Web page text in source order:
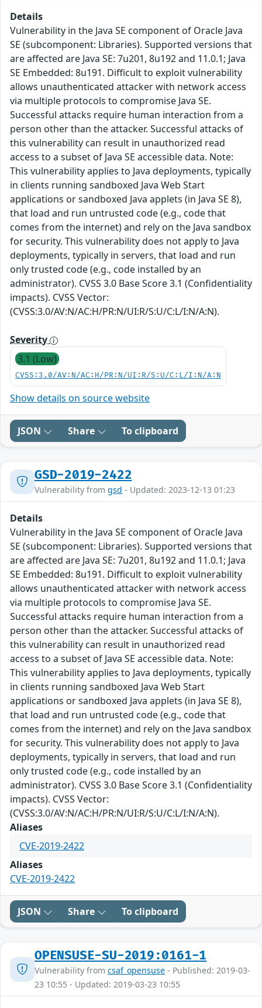
Details
Vulnerability in the Java SE component of Oracle Java
SE (subcomponent: Libraries). Supported versions that
are affected are Java SE: 7u201, 8u192 and 11.0.1; Java
SE Embedded: 8u191. Difficult to exploit vulnerability
allows unauthenticated attacker with network access
via multiple protocols to compromise Java SE.
Successful attacks require human interaction from a
person other than the attacker. Successful attacks of
this vulnerability can result in unauthorized read
access to a subset of Java SE accessible data. Note:
This vulnerability applies to Java deployments, typically
in clients running sandboxed Java Web Start
applications or sandboxed Java applets (in Java SE 8),
that load and run untrusted code (e.g., code that
comes from the internet) and rely on the Java sandbox
for security. This vulnerability does not apply to Java
deployments, typically in servers, that load and run
only trusted code (e.g., code installed by an
administrator). CVSS 3.0 Base Score 3.1 (Confidentiality
impacts). CVSS Vector:
(CVSS:3.0/AV:N/AC:H/PR:N/UI:R/S:U/C:L/I:N/A:N).
Severity
3.1 (Low)
CVSS:3.0/AV:N/AC:H/PR:N/UI:R/S:U/C:L/I:N/A:N
Show details on source website
JSON Share To clipboard
GSD-2019-2422
Vulnerability from gsd - Updated: 2023-12-13 01:23
Details
Vulnerability in the Java SE component of Oracle Java
SE (subcomponent: Libraries). Supported versions that
are affected are Java SE: 7u201, 8u192 and 11.0.1; Java
SE Embedded: 8u191. Difficult to exploit vulnerability
allows unauthenticated attacker with network access
via multiple protocols to compromise Java SE.
Successful attacks require human interaction from a
person other than the attacker. Successful attacks of
this vulnerability can result in unauthorized read
access to a subset of Java SE accessible data. Note:
This vulnerability applies to Java deployments, typically
in clients running sandboxed Java Web Start
applications or sandboxed Java applets (in Java SE 8),
that load and run untrusted code (e.g., code that
comes from the internet) and rely on the Java sandbox
for security. This vulnerability does not apply to Java
deployments, typically in servers, that load and run
only trusted code (e.g., code installed by an
administrator). CVSS 3.0 Base Score 3.1 (Confidentiality
impacts). CVSS Vector:
(CVSS:3.0/AV:N/AC:H/PR:N/UI:R/S:U/C:L/I:N/A:N).
Aliases
CVE-2019-2422
Aliases
CVE-2019-2422
JSON Share To clipboard
OPENSUSE-SU-2019:0161-1
Vulnerability from csaf_opensuse - Published: 2019-03-
23 10:55 - Updated: 2019-03-23 10:55